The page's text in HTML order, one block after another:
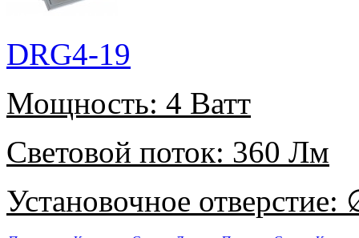
DRG4-19
Мощность: 4 Ватт
Световой поток: 360 Лм
Установочное отверстие: